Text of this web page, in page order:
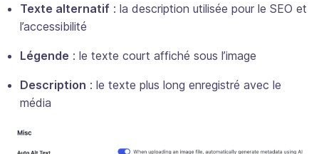
Texte alternatif : la description utilisée pour le SEO et
l’accessibilité
Légende : le texte court affiché sous l’image
Description : le texte plus long enregistré avec le
média